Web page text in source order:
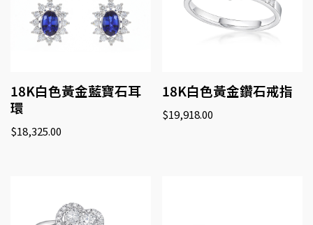
18K白色黃金藍寶石耳
環
$18,325.00
18K白色黃金鑽石戒指
$19,918.00